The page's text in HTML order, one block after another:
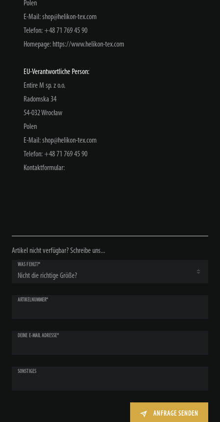
Polen
E-Mail:shop@helikon-tex.com
Telefon:+48 71 769 45 90
Homepage: https://www.helikon-tex.com
EU-Verantwortliche Person:
Entire M sp. z o.o.
Radomska 34
54-032Wrocław
Polen
E-Mail:shop@helikon-tex.com
Telefon:+48 71 769 45 90
Kontaktformular:
Artikel nicht verfügbar? Schreibe uns...
WAS FEHLT?*
ARTIKELNUMMER*
DEINE E-MAIL ADRESSE*
SONSTIGES
ANFRAGE SENDEN